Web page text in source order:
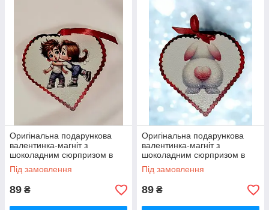
Оригінальна подарункова
валентинка-магніт з
шоколадним сюрпризом в
середині до Дня Закоханих
Під замовлення
89 ₴
Оригінальна подарункова
валентинка-магніт з
шоколадним сюрпризом в
середині до Дня Закоханих
Під замовлення
89 ₴